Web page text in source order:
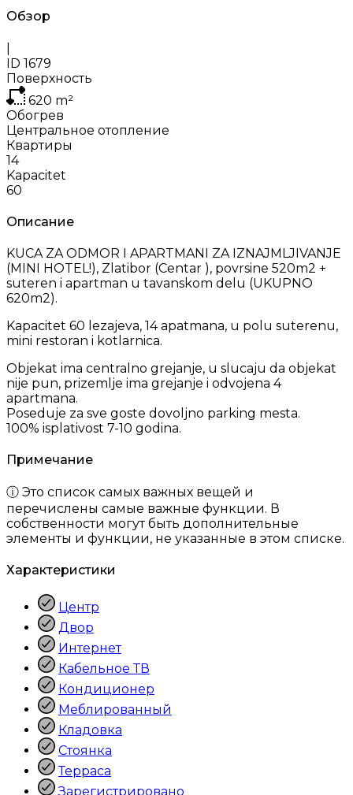
Обзор
ID 1679
Поверхность
620 m²
Обогрев
Центральное отопление
Квартиры
14
Kapacitet
60
Описание
KUCA ZA ODMOR I APARTMANI ZA IZNAJMLJIVANJE
(MINI HOTEL!), Zlatibor (Centar ), povrsine 520m2 +
suteren i apartman u tavanskom delu (UKUPNO
620m2).
Kapacitet 60 lezajeva, 14 apatmana, u polu suterenu,
mini restoran i kotlarnica.
Objekat ima centralno grejanje, u slucaju da objekat
nije pun, prizemlje ima grejanje i odvojena 4
apartmana.
Poseduje za sve goste dovoljno parking mesta.
100% isplativost 7-10 godina.
Примечание
ⓘ Это список самых важных вещей и
перечислены самые важные функции. В
собственности могут быть дополнительные
элементы и функции, не указанные в этом списке.
Характеристики
Центр
Двор
Интернет
Кабельное ТВ
Кондиционер
Меблированный
Кладовка
Стоянка
Терраса
Зарегистрировано